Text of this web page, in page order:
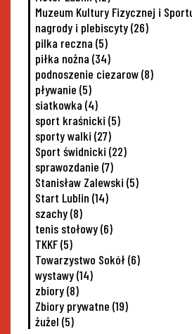
Muzeum Kultury Fizycznej i
nagrody i plebiscyty(26)
pilka reczna (5)
piłka nożna (34)
podnoszenie ciezarow(8)
pływanie (5)
siatkowka (4)
sport kraśnicki (5)
sporty walki (27)
Sport świdnicki (22)
sprawozdanie (7)
Stanisław Zalewski (5)
Start Lublin (14)
szachy(8)
tenis stołowy(6)
TKKF(5)
Towarzystwo Sokół(6)
wystawy(14)
zbiory(8)
Zbiory prywatne (19)
żużel (5)